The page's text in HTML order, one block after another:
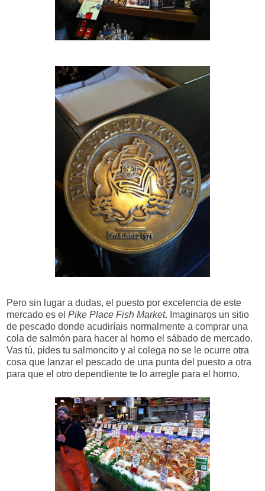
Pero sin lugar a dudas, el puesto por excelencia de este
mercado es el Pike Place Fish Market. Imaginaros un sitio
de pescado donde acudiríais normalmente a comprar una
cola de salmón para hacer al horno el sábado de mercado.
Vas tú, pides tu salmoncito y al colega no se le ocurre otra
cosa que lanzar el pescado de una punta del puesto a otra
para que el otro dependiente te lo arregle para el horno.